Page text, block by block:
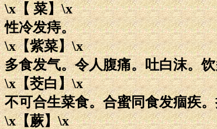
\x【 菜】\x
性冷发痔。
\x【紫菜】\x
多食发气。令人腹痛。吐白沫。
\x【茭白】\x
不可合生菜食。合蜜同食发痼疾
\x【蕨】\x